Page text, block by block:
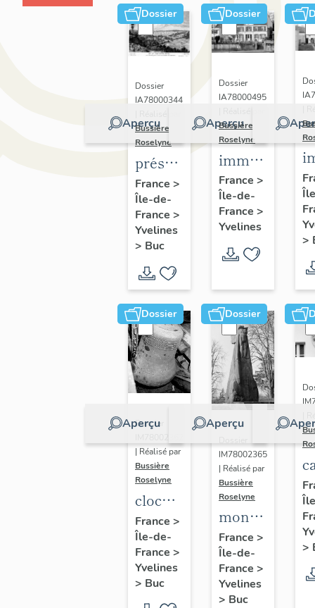
Dossier
Aperçu
Dossier
IA78000344
Bussière
Roselyne
présentation
de la
commune
de Buc
France >
Île-de-
France >
Yvelines
> Buc
Dossier
Aperçu
Dossier
IA78000495
Bussière
Roselyne
immeubles,
maisons,
fermes
France >
Île-de-
France >
Yvelines
>
Dossier
Aperçu
Dossier
| Réalisé par
Bussière
Roselyne
cloche
dite
Louise
Auguste
Adélaïde
France >
Île-de-
France >
Yvelines
> Buc
Dossier
Aperçu
IM78002365
| Réalisé par
Bussière
Roselyne
monument
funéraire
de
Jean
Casale
France >
Île-de-
France >
Yvelines
> Buc
>